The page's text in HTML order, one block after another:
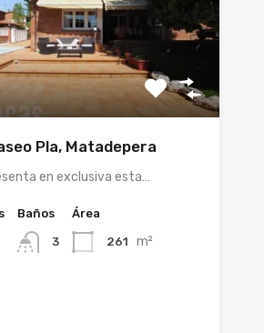
Pla, Matadepera
en exclusiva esta…
Baños
3
Área
261 m²